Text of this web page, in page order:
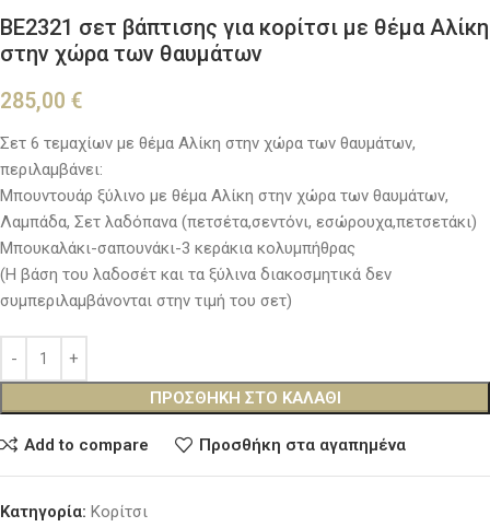
BE2321 σετ βάπτισης για κορίτσι με θέμα Αλίκη
στην χώρα των θαυμάτων
285,00 €
Σετ 6 τεμαχίων με θέμα Αλίκη στην χώρα των θαυμάτων,
περιλαμβάνει:
Μπουντουάρ ξύλινο με θέμα Αλίκη στην χώρα των θαυμάτων,
Λαμπάδα, Σετ λαδόπανα (πετσέτα,σεντόνι, εσώρουχα,πετσετάκι)
Μπουκαλάκι-σαπουνάκι-3 κεράκια κολυμπήθρας
(Η βάση του λαδοσέτ και τα ξύλινα διακοσμητικά δεν
συμπεριλαμβάνονται στην τιμή του σετ)
ΠΡΟΣΘΉΚΗ ΣΤΟ ΚΑΛΆΘΙ
Add to compare Προσθήκη στα αγαπημένα
Κατηγορία: Κορίτσι